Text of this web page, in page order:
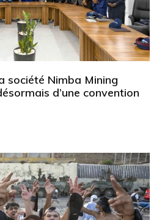
société Nimba Mining
d’une convention